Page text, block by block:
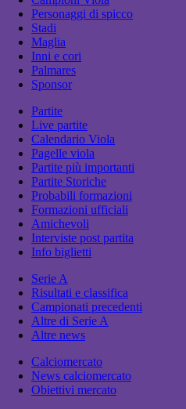
Personaggi di spicco
Stadi
Maglia
Inni e cori
Palmares
Sponsor
Partite
Live partite
Calendario Viola
Pagelle viola
Partite più importanti
Partite Storiche
Probabili formazioni
Formazioni ufficiali
Amichevoli
Interviste post partita
Info biglietti
Serie A
Risultati e classifica
Campionati precedenti
Altre di Serie A
Altre news
Calciomercato
News calciomercato
Obiettivi mercato